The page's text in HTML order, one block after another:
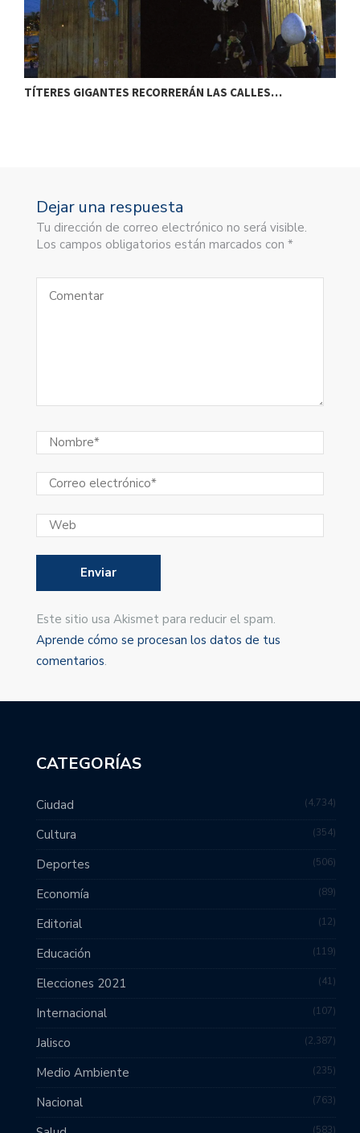
TÍTERES GIGANTES RECORRERÁN LAS CALLES…
Dejar una respuesta
Tu dirección de correo electrónico no será visible.
Los campos obligatorios están marcados con *
Este sitio usa Akismet para reducir el spam.
Aprende cómo se procesan los datos de tus
comentarios.
CATEGORÍAS
Ciudad 4,734
Cultura 354
Deportes 506
Economía 89
Editorial 12
Educación 119
Elecciones 2021 41
Internacional 107
Jalisco 2,387
Medio Ambiente 235
Nacional 763
583